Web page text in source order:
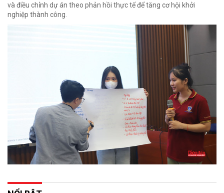
và điều chỉnh dự án theo phản hồi thực tế để tăng cơ hội khởi
nghiệp thành công.